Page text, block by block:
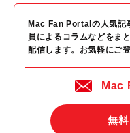
Mac Fan Portalの人気記
員によるコラムなどをま
配信します。お気軽にご
Mac
無